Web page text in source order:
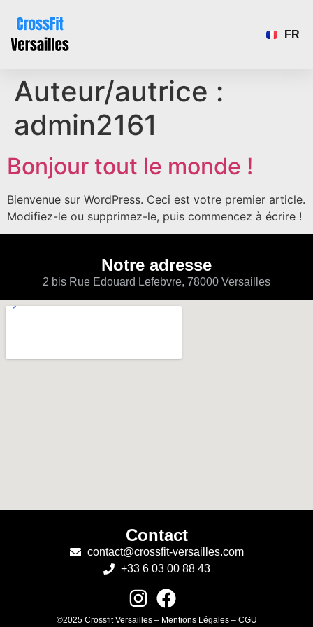
FR
EN
Auteur/autrice :
admin2161
Bonjour tout le monde !
Bienvenue sur WordPress. Ceci est votre premier article.
Modifiez-le ou supprimez-le, puis commencez à écrire !
Notre adresse
2 bis Rue Edouard Lefebvre, 78000 Versailles
Contact
contact@crossfit-versailles.com
+33 6 03 00 88 43
©2025 Crossfit Versailles – Mentions Légales – CGU